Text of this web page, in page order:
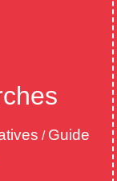
/ Guide